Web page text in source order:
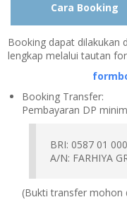
Cara Booking
Booking dapat dilakukan
lengkap melalui tautan
Booking Transfer:
Pembayaran DP
BRI: 0587 01
A/N: FARHIYA
(Bukti transfer mohon